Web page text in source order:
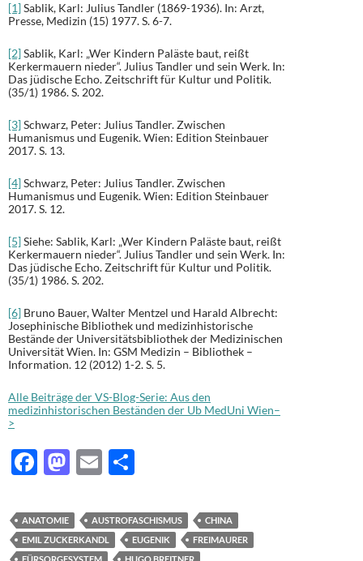
[1]Sablik, Karl: Julius Tandler (1869-1936). In: Arzt,
Presse, Medizin (15) 1977. S. 6-7.
[2]Sablik, Karl: „Wer Kindern Paläste baut, reißt
Kerkermauern nieder“. Julius Tandler und sein Werk. In:
Das jüdische Echo. Zeitschrift für Kultur und Politik.
(35/1) 1986. S. 202.
[3]Schwarz, Peter: Julius Tandler. Zwischen
Humanismus und Eugenik. Wien: Edition Steinbauer
2017. S. 13.
[4]Schwarz, Peter: Julius Tandler. Zwischen
Humanismus und Eugenik. Wien: Edition Steinbauer
2017. S. 12.
[5]Siehe: Sablik, Karl: „Wer Kindern Paläste baut, reißt
Kerkermauern nieder“. Julius Tandler und sein Werk. In:
Das jüdische Echo. Zeitschrift für Kultur und Politik.
(35/1) 1986. S. 202.
[6] Bruno Bauer, Walter Mentzel und Harald Albrecht:
Josephinische Bibliothek und medizinhistorische
Bestände der Universitätsbibliothek der Medizinischen
Universität Wien. In: GSM Medizin – Bibliothek –
Information. 12 (2012) 1-2. S. 5.
Alle Beiträge der VS-Blog-Serie: Aus den
medizinhistorischen Beständen der Ub MedUni Wien–
>
F
e
b
M
to
d
E
ail le
n
ANATOMIE AUSTROFASCHISMUS
CHINA
EMIL ZUCKERKANDL
EUGENIK
FREIMAURER